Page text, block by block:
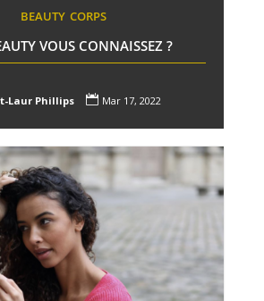
BEAUTY CORPS
VOUS CONNAISSEZ ?
Laur Phillips  Mar 17, 2022